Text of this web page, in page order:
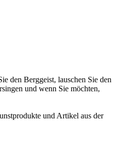
den Berggeist, lauschen Sie den
und wenn Sie möchten,
und Artikel aus der